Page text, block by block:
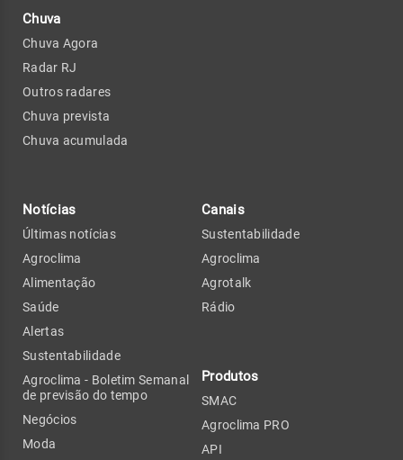
Chuva
Chuva Agora
Radar RJ
Outros radares
Chuva prevista
Chuva acumulada
Notícias
Últimas notícias
Agroclima
Alimentação
Saúde
Alertas
Sustentabilidade
Agroclima - Boletim Semanal
de previsão do tempo
Negócios
Moda
Canais
Sustentabilidade
Agroclima
Agrotalk
Rádio
Produtos
SMAC
Agroclima PRO
API